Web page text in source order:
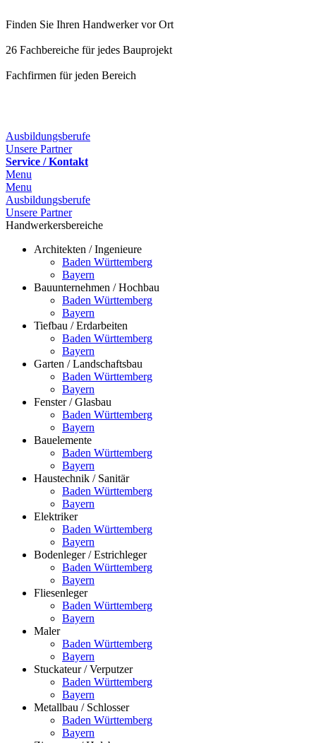
Finden Sie Ihren Handwerker vor Ort
26 Fachbereiche für jedes Bauprojekt
Fachfirmen für jeden Bereich
Ausbildungsberufe
Unsere Partner
Service / Kontakt
Menu
Menu
Ausbildungsberufe
Unsere Partner
Handwerkersbereiche
Architekten / Ingenieure
Baden Württemberg
Bayern
Bauunternehmen / Hochbau
Baden Württemberg
Bayern
Tiefbau / Erdarbeiten
Baden Württemberg
Bayern
Garten / Landschaftsbau
Baden Württemberg
Bayern
Fenster / Glasbau
Baden Württemberg
Bayern
Bauelemente
Baden Württemberg
Bayern
Haustechnik / Sanitär
Baden Württemberg
Bayern
Elektriker
Baden Württemberg
Bayern
Bodenleger / Estrichleger
Baden Württemberg
Bayern
Fliesenleger
Baden Württemberg
Bayern
Maler
Baden Württemberg
Bayern
Stuckateur / Verputzer
Baden Württemberg
Bayern
Metallbau / Schlosser
Baden Württemberg
Bayern